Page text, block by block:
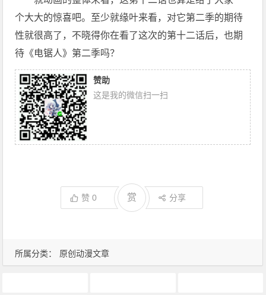
所属分类： 原创动漫文章
个大大的惊喜吧。至少就缘叶来看，对它第二季的期待
性就很高了，不晓得你在看了这次的第十二话后，也期
待《电锯人》第二季吗？
赞助
这是我的微信扫一扫
赞0 赏 分享